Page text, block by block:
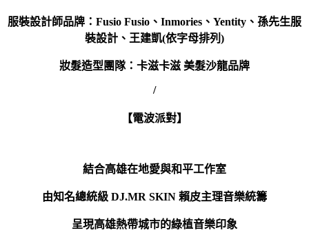
服裝設計師品牌：Fusio Fusio、Inmories、Yentity、孫先生服
裝設計、王建凱(依字母排列)
妝髮造型團隊：卡滋卡滋 美髮沙龍品牌
/
【電波派對】
結合高雄在地愛與和平工作室
由知名總統級 DJ.MR SKIN 賴皮主理音樂統籌
呈現高雄熱帶城市的綠植音樂印象